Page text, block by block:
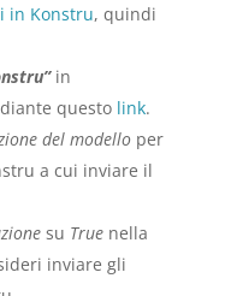
in Konstru, quindi
in
questo link.
del modelloper
a cui inviare il
su Truenella
inviare gli